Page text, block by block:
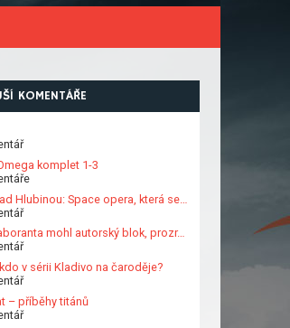
KOMENTÁŘE
komplet 1-3
Hlubinou: Space opera, která se…
mohl autorský blok, prozr…
v sérii Kladivo na čaroděje?
– příběhy titánů